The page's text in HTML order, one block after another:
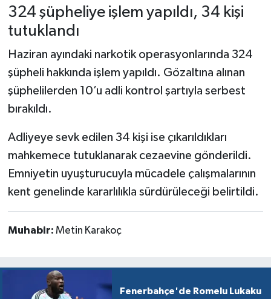
324 şüpheliye işlem yapıldı, 34 kişi
tutuklandı
Haziran ayındaki narkotik operasyonlarında 324
şüpheli hakkında işlem yapıldı. Gözaltına alınan
şüphelilerden 10’u adli kontrol şartıyla serbest
bırakıldı.
Adliyeye sevk edilen 34 kişi ise çıkarıldıkları
mahkemece tutuklanarak cezaevine gönderildi.
Emniyetin uyuşturucuyla mücadele çalışmalarının
kent genelinde kararlılıkla sürdürüleceği belirtildi.
Muhabir: Metin Karakoç
Fenerbahçe'de Romelu Lukaku